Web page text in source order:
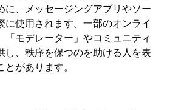
に、メッセージングアプリやソー
に使用されます。一部のオンライ
「モデレーター」やコミュニティ
し、秩序を保つのを助ける人を表
があります。